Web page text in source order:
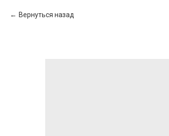
Вернуться назад